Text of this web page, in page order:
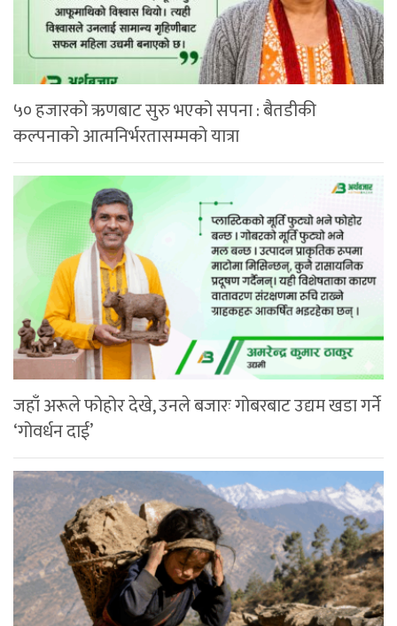
५० हजारको ऋणबाट सुरु भएको सपना : बैतडीकी
कल्पनाको आत्मनिर्भरतासम्मको यात्रा
जहाँ अरूले फोहोर देखे, उनले बजारः गोबरबाट उद्यम खडा गर्ने
‘गोवर्धन दाई’